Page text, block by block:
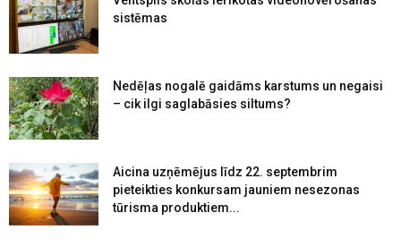
sistēmas
Nedēļas nogalē gaidāms karstums un negaisi
– cik ilgi saglabāsies siltums?
Aicina uzņēmējus līdz 22. septembrim
pieteikties konkursam jauniem nesezonas
tūrisma produktiem...